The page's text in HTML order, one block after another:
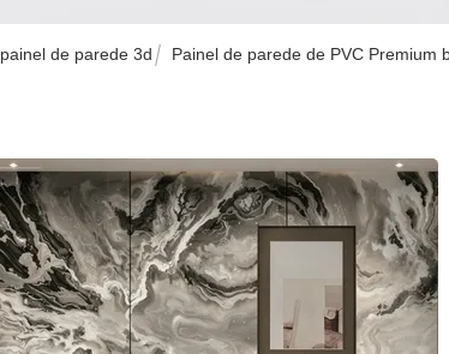
painel de parede 3d Painel de parede de PVC Premium